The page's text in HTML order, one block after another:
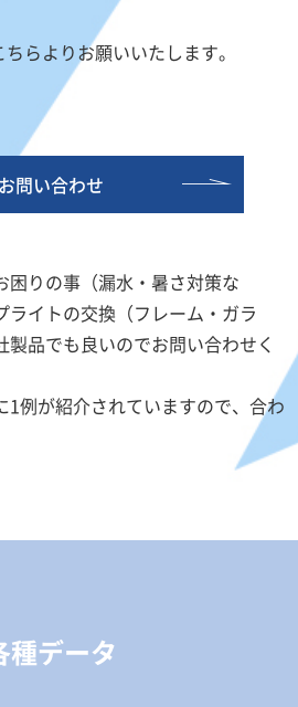
らよりお願いいたします。
お問い合わせ
困りの事（漏水・暑さ対策な
ライトの交換（フレーム・ガラ
品でも良いのでお問い合わせく
1例が紹介されていますので、合わ
種データ